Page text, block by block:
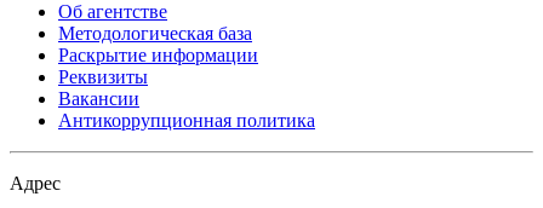
Об агентстве
Методологическая база
Раскрытие информации
Реквизиты
Вакансии
Антикоррупционная политика
Адрес